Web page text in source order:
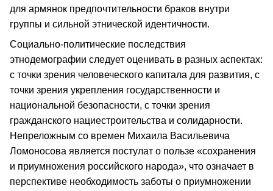
для армянок предпочтительности браков внутри
группы и сильной этнической идентичности.
Социально-политические последствия
этнодемографии следует оценивать в разных аспектах:
с точки зрения человеческого капитала для развития, с
точки зрения укрепления государственности и
национальной безопасности, с точки зрения
гражданского нациестроительства и солидарности.
Непреложным со времен Михаила Васильевича
Ломоносова является постулат о пользе «сохранения
и приумножения российского народа», что означает в
перспективе необходимость заботы о приумножении